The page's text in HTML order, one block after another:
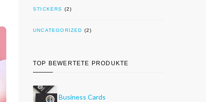
STICKERS (2)
UNCATEGORIZED (2)
TOP BEWERTETE PRODUKTE
Business Cards